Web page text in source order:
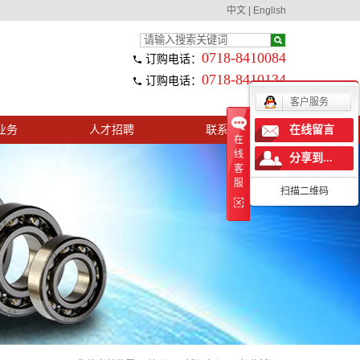
中文 English
订购电话： 0718-8410084
订购电话： 0718-8410134
务 人才招聘 联系我们
在
线
客
服
客户服务
在线留言
分享到...
扫描二维码